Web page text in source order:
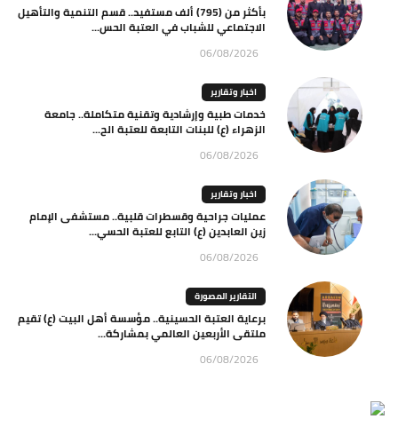
بأكثر من (795) ألف مستفيد.. قسم التنمية والتأهيل
الاجتماعي للشباب في العتبة الحس...
06/08/2026
اخبار وتقارير
خدمات طبية وإرشادية وتقنية متكاملة.. جامعة
الزهراء (ع) للبنات التابعة للعتبة الح...
06/08/2026
اخبار وتقارير
عمليات جراحية وقسطرات قلبية.. مستشفى الإمام
زين العابدين (ع) التابع للعتبة الحسي...
06/08/2026
التقارير المصورة
برعاية العتبة الحسينية.. مؤسسة أهل البيت (ع) تقيم
ملتقى الأربعين العالمي بمشاركة...
06/08/2026